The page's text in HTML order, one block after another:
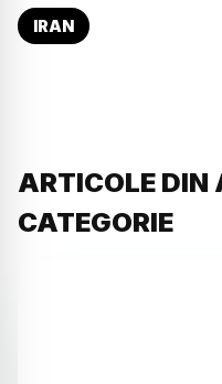
IRAN
ARTICOLE DIN
CATEGORIE